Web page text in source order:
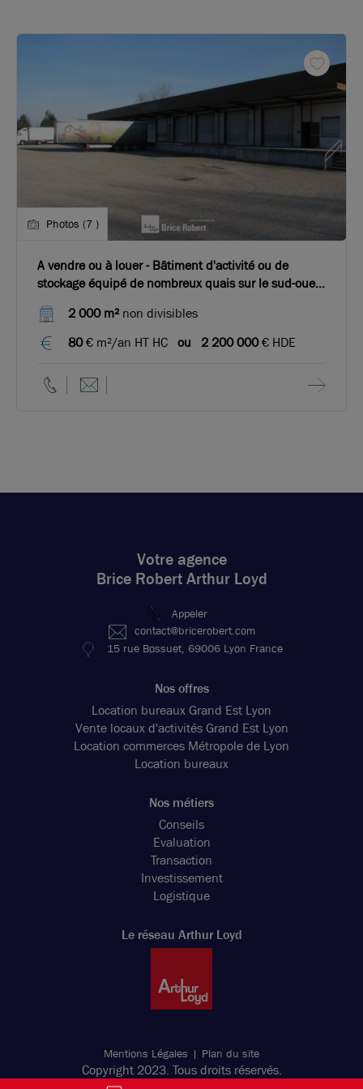
Photos (7 )
A vendre ou à louer - Bâtiment d'activité ou de
stockage équipé de nombreux quais sur le sud-ouest
2 000 m² non divisibles
80€ m²/an HT HC ou 2 200 000€ HDE
Votre agence
Brice Robert Arthur Loyd
Appeler
contact@bricerobert.com
15 rue Bossuet, 69006 Lyon France
Nos offres
Location bureaux Grand Est Lyon
Vente locaux d'activités Grand Est Lyon
Location commerces Métropole de Lyon
Location bureaux
Nos métiers
Conseils
Evaluation
Transaction
Investissement
Logistique
Le réseau Arthur Loyd
Mentions Légales Plan du site
Copyright 2023. Tous droits réservés.